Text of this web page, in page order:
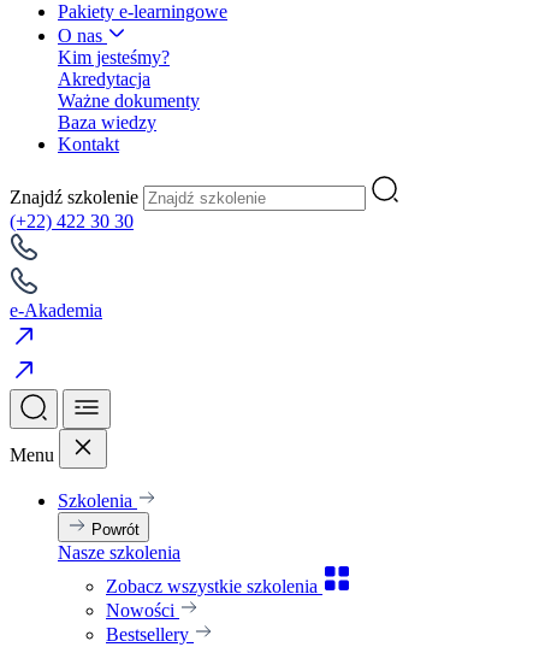
Pakiety e-learningowe
O nas
Kim jesteśmy?
Akredytacja
Ważne dokumenty
Baza wiedzy
Kontakt
Znajdź szkolenie
(+22) 422 30 30
e-Akademia
Menu
Szkolenia
Powrót
Nasze szkolenia
Zobacz wszystkie szkolenia
Nowości
Bestsellery